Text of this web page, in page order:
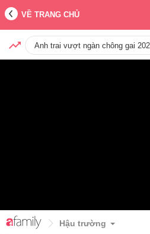
VỀ TRANG CHỦ
Anh trai vượt ngàn chông gai
Hậu trường